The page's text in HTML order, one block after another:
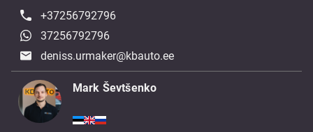
+37256792796
37256792796
deniss.urmaker@kbauto.ee
Mark Ševtšenko